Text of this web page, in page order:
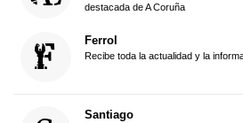
destacada de A Coruña
Ferrol
Recibe toda la actualidad y la
Santiago